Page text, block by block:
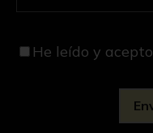
He leído y acepto